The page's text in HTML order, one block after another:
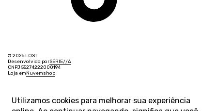
© 2026 LOST
Desenvolvido porSÉRIE//A
CNPJ 55274222000194
Loja emNuvemshop
Utilizamos cookies para melhorar sua experiência